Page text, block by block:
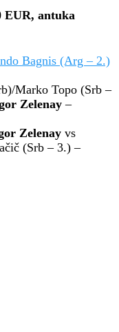
EUR, antuka
Bagnis (Arg – 2.)
Marko Topo (Srb –
Zelenay –
Zelenay vs
(Srb – 3.) –